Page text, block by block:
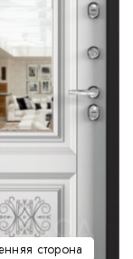
сторона